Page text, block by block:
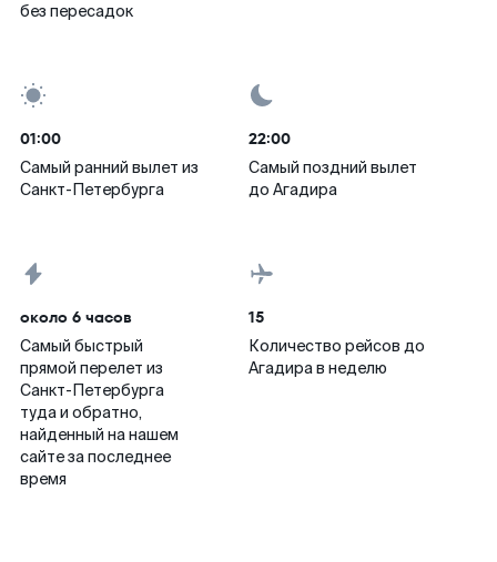
без пересадок
01:00
Самый ранний вылет из
Санкт-Петербурга
22:00
Самый поздний вылет
до Агадира
около 6 часов
Самый быстрый
прямой перелет из
Санкт-Петербурга
туда и обратно,
найденный на нашем
сайте за последнее
время
15
Количество рейсов до
Агадира в неделю